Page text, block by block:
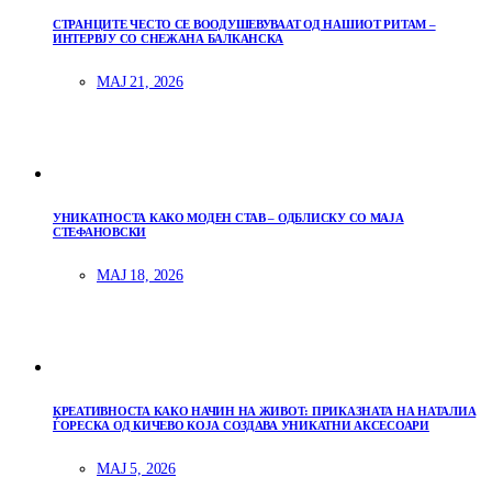
СТРАНЦИТЕ ЧЕСТО СЕ ВООДУШЕВУВААТ ОД НАШИОТ РИТАМ –
ИНТЕРВЈУ СО СНЕЖАНА БАЛКАНСКА
МАЈ 21, 2026
УНИКАТНОСТА КАКО МОДЕН СТАВ – ОДБЛИСКУ СО МАЈА
СТЕФАНОВСКИ
МАЈ 18, 2026
КРЕАТИВНОСТА КАКО НАЧИН НА ЖИВОТ: ПРИКАЗНАТА НА НАТАЛИА
ЃОРЕСКА ОД КИЧЕВО КОЈА СОЗДАВА УНИКАТНИ АКСЕСОАРИ
МАЈ 5, 2026